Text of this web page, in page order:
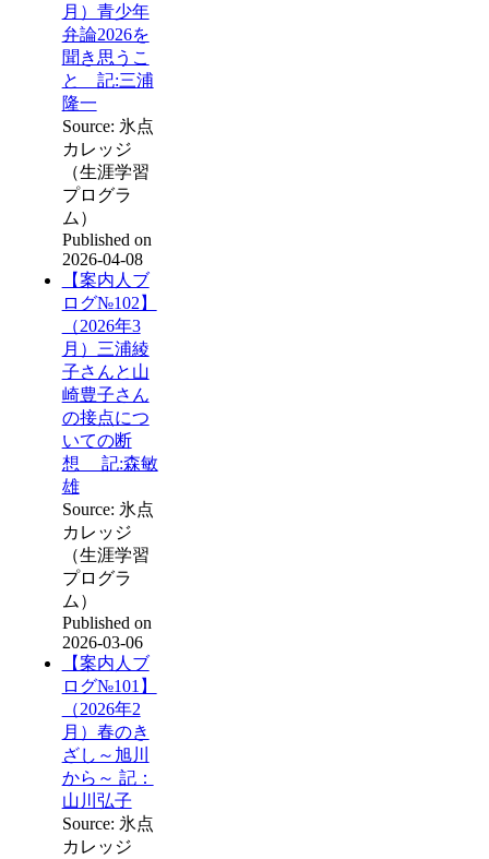
月）青少年
弁論2026を
聞き思うこ
と 記:三浦
隆一
Source: 氷点
カレッジ
（生涯学習
プログラ
ム）
Published on
2026-04-08
【案内人ブ
ログ№102】
（2026年3
月）三浦綾
子さんと山
崎豊子さん
の接点につ
いての断
想 記:森敏
雄
Source: 氷点
カレッジ
（生涯学習
プログラ
ム）
Published on
2026-03-06
【案内人ブ
ログ№101】
（2026年2
月）春のき
ざし～旭川
から～ 記：
山川弘子
Source: 氷点
カレッジ